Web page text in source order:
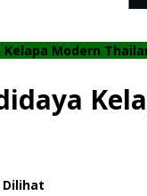
Modern
Dilihat